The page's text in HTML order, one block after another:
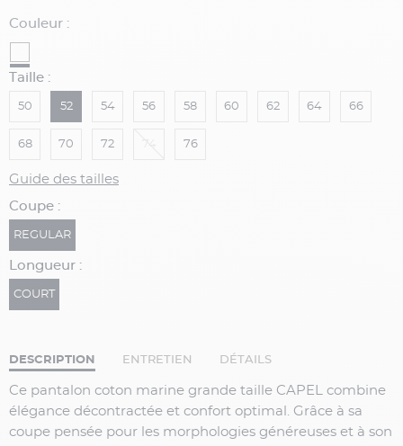
Couleur :
Taille :
50 52 54 56 58 60 62 64 66
68 70 72 76
Guide des tailles
Coupe :
REGULAR
Longueur :
COURT
DESCRIPTION ENTRETIEN DÉTAILS
Ce pantalon coton marine grande taille CAPEL combine
élégance décontractée et confort optimal. Grâce à sa
coupe pensée pour les morphologies généreuses et à son